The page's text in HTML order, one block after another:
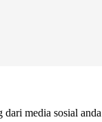
media sosial anda